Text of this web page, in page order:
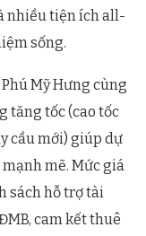
nhiều tiện ích all-
sống.
Mỹ Hưng cùng
tăng tốc (cao tốc
cầu mới) giúp dự
mẽ. Mức giá
sách hỗ trợ tài
cam kết thuê